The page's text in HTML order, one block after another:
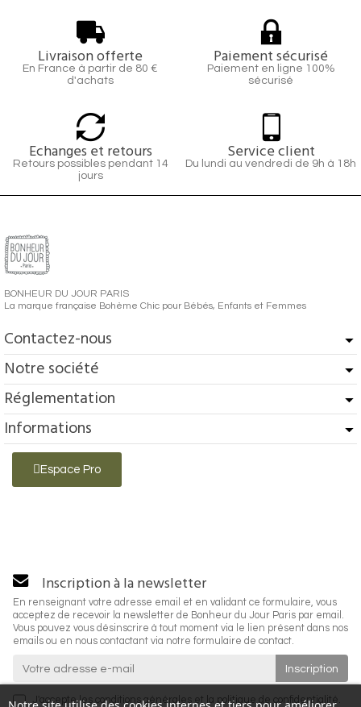
Livraison offerte
En France à partir de 80 €
d'achats
Paiement sécurisé
Paiement en ligne 100%
sécurisé
Echanges et retours
Retours possibles pendant 14
jours
Service client
Du lundi au vendredi de 9h à 18h
BONHEUR DU JOUR PARIS
La marque française Bohème Chic pour Bébés, Enfants et Femmes
Contactez-nous
Notre société
Réglementation
Informations
Espace Pro
Inscription à la newsletter
En renseignant votre adresse email et en validant ce formulaire, vous
acceptez de recevoir la newsletter de Bonheur du Jour Paris par email.
Vous pouvez vous désinscrire à tout moment via le lien présent dans nos
emails ou en nous contactant via notre formulaire de contact.
J'accepte les conditions générales et la politique de confidentialité.